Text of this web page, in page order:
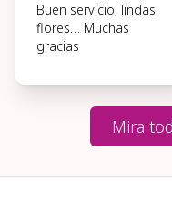
Buen servicio, lindas
flores… Muchas
gracias
Mira